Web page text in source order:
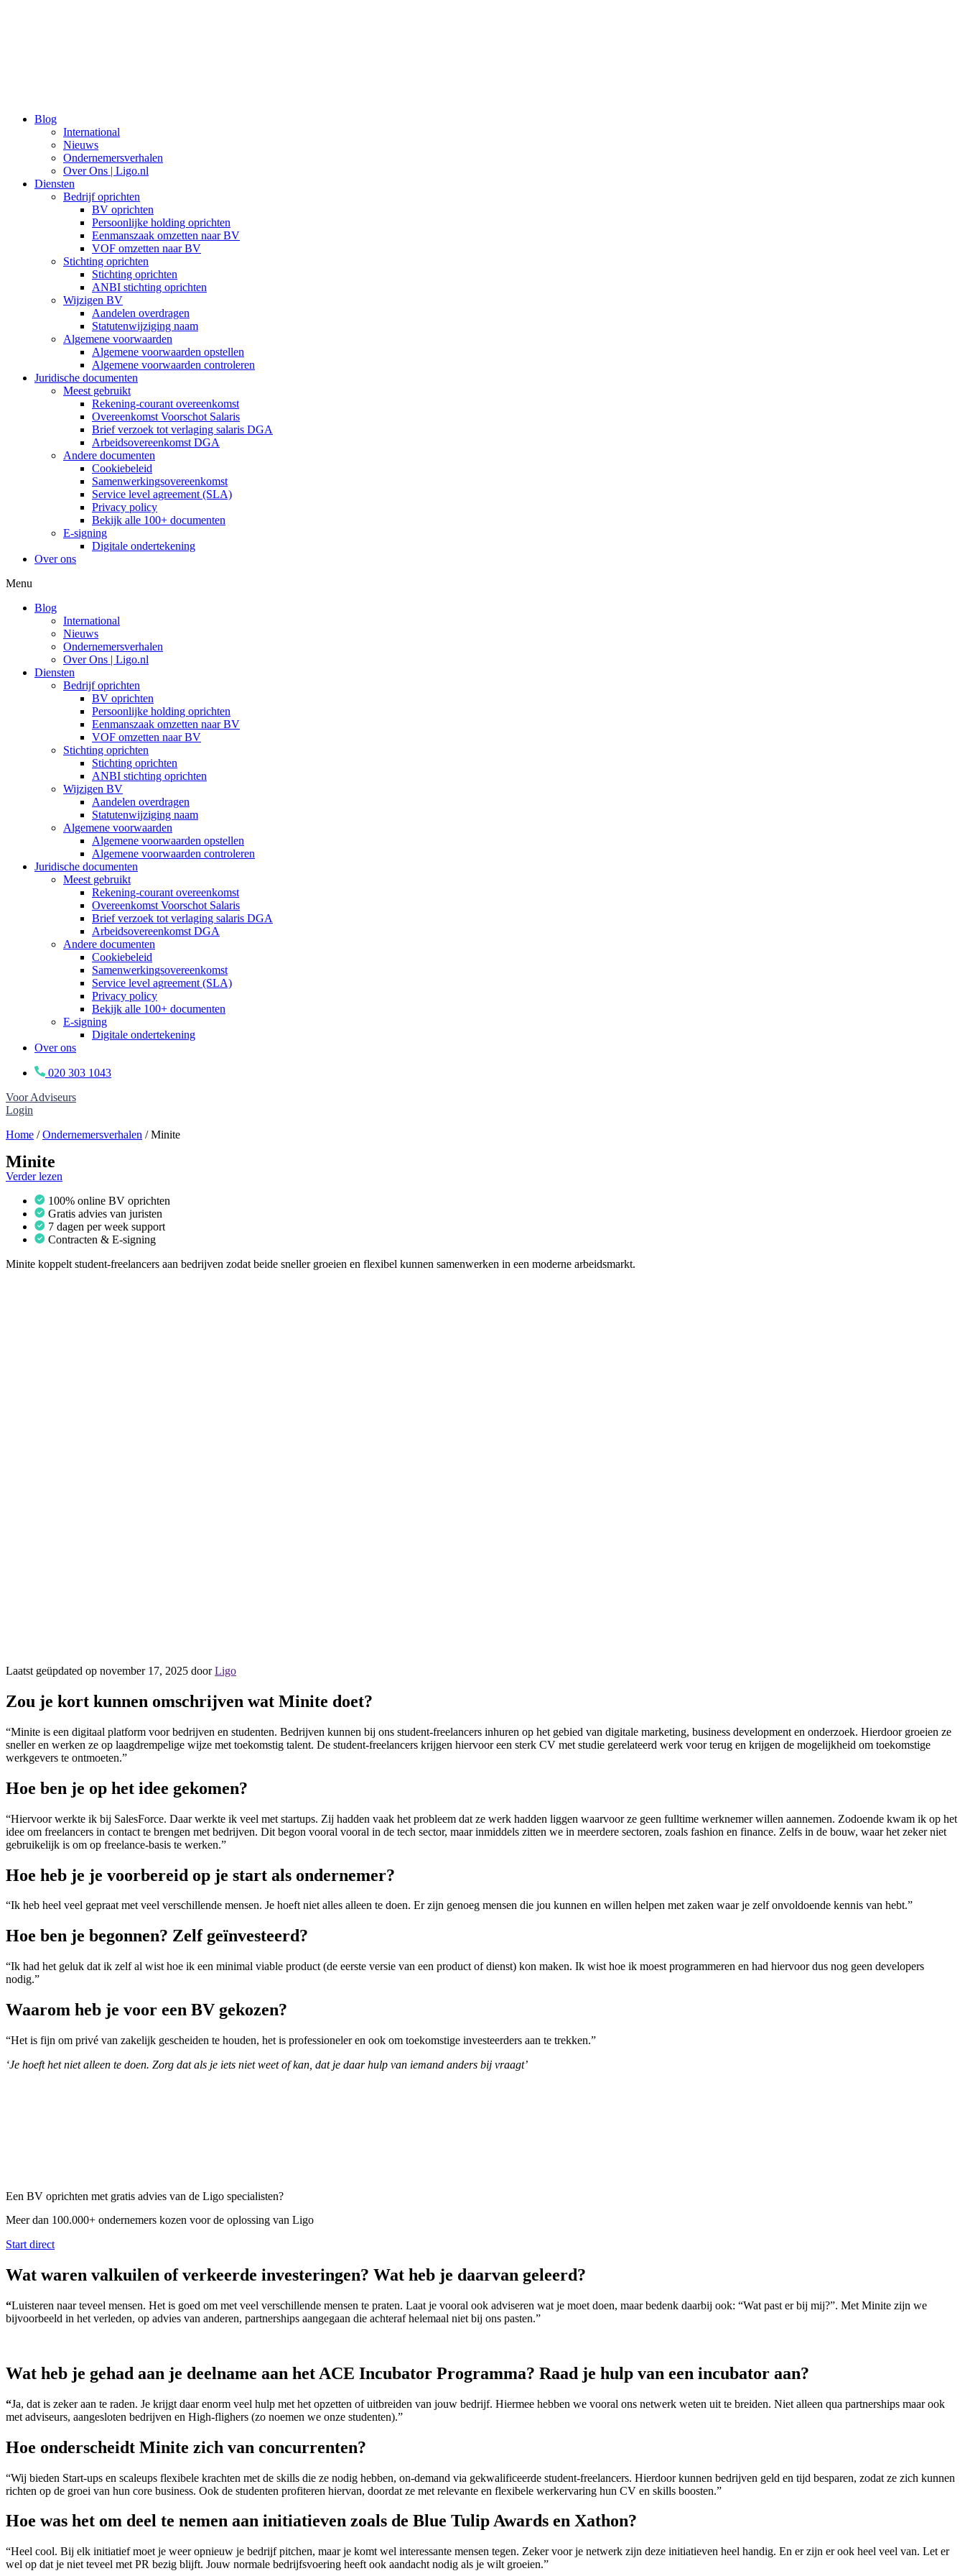
Blog
International
Nieuws
Ondernemersverhalen
Over Ons | Ligo.nl
Diensten
Bedrijf oprichten
BV oprichten
Persoonlijke holding oprichten
Eenmanszaak omzetten naar BV
VOF omzetten naar BV
Stichting oprichten
Stichting oprichten
ANBI stichting oprichten
Wijzigen BV
Aandelen overdragen
Statutenwijziging naam
Algemene voorwaarden
Algemene voorwaarden opstellen
Algemene voorwaarden controleren
Juridische documenten
Meest gebruikt
Rekening-courant overeenkomst
Overeenkomst Voorschot Salaris
Brief verzoek tot verlaging salaris DGA
Arbeidsovereenkomst DGA
Andere documenten
Cookiebeleid
Samenwerkingsovereenkomst
Service level agreement (SLA)
Privacy policy
Bekijk alle 100+ documenten
E-signing
Digitale ondertekening
Over ons
Menu
Blog
International
Nieuws
Ondernemersverhalen
Over Ons | Ligo.nl
Diensten
Bedrijf oprichten
BV oprichten
Persoonlijke holding oprichten
Eenmanszaak omzetten naar BV
VOF omzetten naar BV
Stichting oprichten
Stichting oprichten
ANBI stichting oprichten
Wijzigen BV
Aandelen overdragen
Statutenwijziging naam
Algemene voorwaarden
Algemene voorwaarden opstellen
Algemene voorwaarden controleren
Juridische documenten
Meest gebruikt
Rekening-courant overeenkomst
Overeenkomst Voorschot Salaris
Brief verzoek tot verlaging salaris DGA
Arbeidsovereenkomst DGA
Andere documenten
Cookiebeleid
Samenwerkingsovereenkomst
Service level agreement (SLA)
Privacy policy
Bekijk alle 100+ documenten
E-signing
Digitale ondertekening
Over ons
020 303 1043
Voor Adviseurs
Login
Home /Ondernemersverhalen /Minite
Minite
Verder lezen
100% online BV oprichten
Gratis advies van juristen
7 dagen per week support
Contracten & E-signing
Minite koppelt student-freelancers aan bedrijven zodat beide sneller groeien en flexibel kunnen samenwerken in een moderne arbeidsmarkt.
Laatst geüpdated op november 17, 2025 doorLigo
Zou je kort kunnen omschrijven wat Minite doet?
“Minite is een digitaal platform voor bedrijven en studenten. Bedrijven kunnen bij ons student-freelancers inhuren op het gebied van digitale marketing, business development en onderzoek. Hierdoor groeien ze
sneller en werken ze op laagdrempelige wijze met toekomstig talent. De student-freelancers krijgen hiervoor een sterk CV met studie gerelateerd werk voor terug en krijgen de mogelijkheid om toekomstige
werkgevers te ontmoeten.”
Hoe ben je op het idee gekomen?
“Hiervoor werkte ik bij SalesForce. Daar werkte ik veel met startups. Zij hadden vaak het probleem dat ze werk hadden liggen waarvoor ze geen fulltime werknemer willen aannemen. Zodoende kwam ik op het
idee om freelancers in contact te brengen met bedrijven. Dit begon vooral vooral in de tech sector, maar inmiddels zitten we in meerdere sectoren, zoals fashion en finance. Zelfs in de bouw, waar het zeker niet
gebruikelijk is om op freelance-basis te werken.”
Hoe heb je je voorbereid op je start als ondernemer?
“Ik heb heel veel gepraat met veel verschillende mensen. Je hoeft niet alles alleen te doen. Er zijn genoeg mensen die jou kunnen en willen helpen met zaken waar je zelf onvoldoende kennis van hebt.”
Hoe ben je begonnen? Zelf geïnvesteerd?
“Ik had het geluk dat ik zelf al wist hoe ik een minimal viable product (de eerste versie van een product of dienst) kon maken. Ik wist hoe ik moest programmeren en had hiervoor dus nog geen developers
nodig.”
Waarom heb je voor een BV gekozen?
“Het is fijn om privé van zakelijk gescheiden te houden, het is professioneler en ook om toekomstige investeerders aan te trekken.”
‘Je hoeft het niet alleen te doen. Zorg dat als je iets niet weet of kan, dat je daar hulp van iemand anders bij vraagt’
Een BV oprichten met gratis advies van de Ligo specialisten?
Meer dan 100.000+ ondernemers kozen voor de oplossing van Ligo
Start direct
Wat waren valkuilen of verkeerde investeringen? Wat heb je daarvan geleerd?
“Luisteren naar teveel mensen. Het is goed om met veel verschillende mensen te praten. Laat je vooral ook adviseren wat je moet doen, maar bedenk daarbij ook: “Wat past er bij mij?”. Met Minite zijn we
bijvoorbeeld in het verleden, op advies van anderen, partnerships aangegaan die achteraf helemaal niet bij ons pasten.”
Wat heb je gehad aan je deelname aan het ACE Incubator Programma? Raad je hulp van een incubator aan?
“Ja, dat is zeker aan te raden. Je krijgt daar enorm veel hulp met het opzetten of uitbreiden van jouw bedrijf. Hiermee hebben we vooral ons netwerk weten uit te breiden. Niet alleen qua partnerships maar ook
met adviseurs, aangesloten bedrijven en High-flighers (zo noemen we onze studenten).”
Hoe onderscheidt Minite zich van concurrenten?
“Wij bieden Start-ups en scaleups flexibele krachten met de skills die ze nodig hebben, on-demand via gekwalificeerde student-freelancers. Hierdoor kunnen bedrijven geld en tijd besparen, zodat ze zich kunnen
richten op de groei van hun core business. Ook de studenten profiteren hiervan, doordat ze met relevante en flexibele werkervaring hun CV en skills boosten.”
Hoe was het om deel te nemen aan initiatieven zoals de Blue Tulip Awards en Xathon?
“Heel cool. Bij elk initiatief moet je weer opnieuw je bedrijf pitchen, maar je komt wel interessante mensen tegen. Zeker voor je netwerk zijn deze initiatieven heel handig. En er zijn er ook heel veel van. Let er
wel op dat je niet teveel met PR bezig blijft. Jouw normale bedrijfsvoering heeft ook aandacht nodig als je wilt groeien.”